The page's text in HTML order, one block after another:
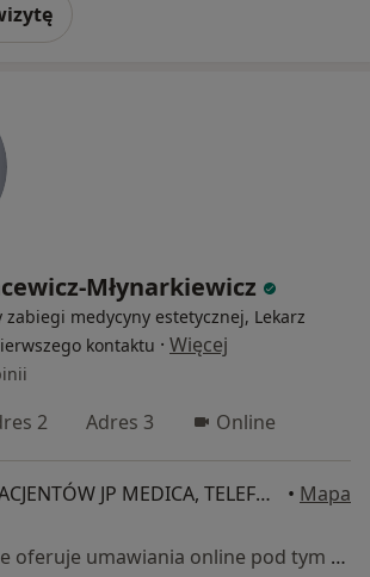
Młynarkiewicz
zabiegi medycyny estetycznej, Lekarz
kontaktu · Więcej
2 Adres 3 Online
TYLKO DLA PACJENTÓW JP MEDICA, TELEFONICZNE KONSULTACJE, ul. Dzieci Warszawy 40A/30, Warszawa • Mapa
Specjalista nie oferuje umawiania online pod tym adresem.